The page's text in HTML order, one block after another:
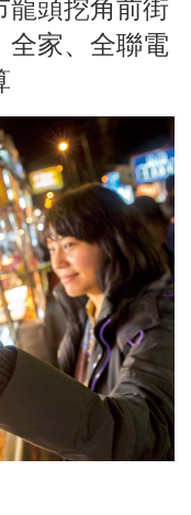
龍頭挖角前街
家、全聯電